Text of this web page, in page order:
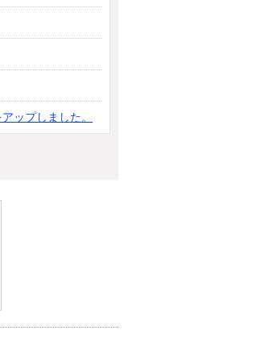
ップしました。